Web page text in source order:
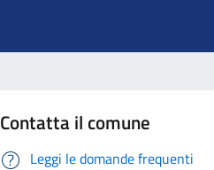
Contatta il comune
Leggi le domande frequenti